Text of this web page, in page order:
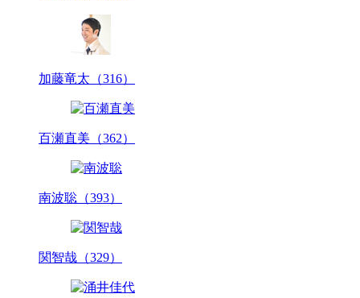
加藤竜太（316）
百瀬直美（362）
南波聡（393）
関智哉（329）